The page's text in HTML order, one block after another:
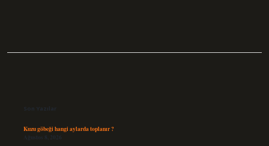
Son Yazılar
Kuzu göbeği hangi aylarda toplanır ?
Ağustos 8, 2026